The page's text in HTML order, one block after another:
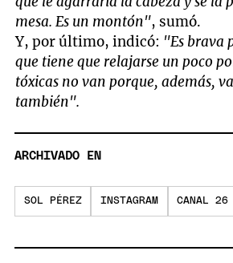
minutes,
13
seconds
mesa. Es un montón", sumó.
Y, por último, indicó: "Es brava
que tiene que relajarse un poco
tóxicas no van porque, además,
también".
ARCHIVADO EN
SOL PÉREZ INSTAGRAM CANAL 26